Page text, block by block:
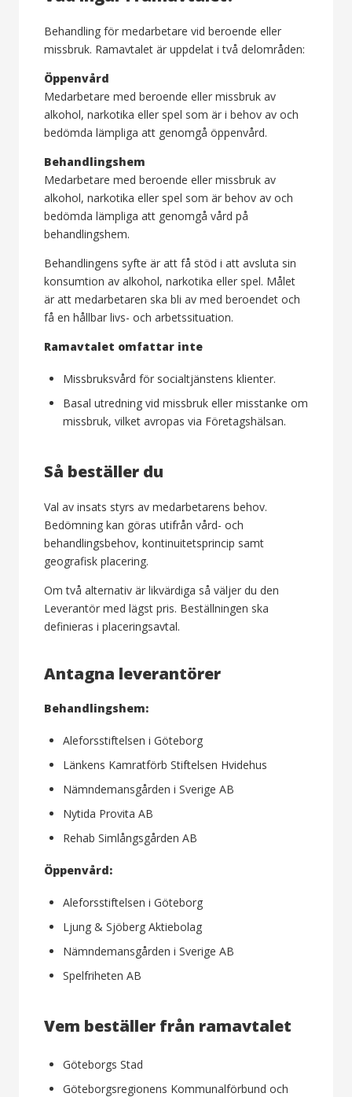
Behandling för medarbetare vid beroende eller
missbruk. Ramavtalet är uppdelat i två delområden:
Öppenvård
Medarbetare med beroende eller missbruk av
alkohol, narkotika eller spel som är i behov av och
bedömda lämpliga att genomgå öppenvård.
Behandlingshem
Medarbetare med beroende eller missbruk av
alkohol, narkotika eller spel som är behov av och
bedömda lämpliga att genomgå vård på
behandlingshem.
Behandlingens syfte är att få stöd i att avsluta sin
konsumtion av alkohol, narkotika eller spel. Målet
är att medarbetaren ska bli av med beroendet och
få en hållbar livs- och arbetssituation.
Ramavtalet omfattar inte
Missbruksvård för socialtjänstens klienter.
Basal utredning vid missbruk eller misstanke om
missbruk, vilket avropas via Företagshälsan.
Så beställer du
Val av insats styrs av medarbetarens behov.
Bedömning kan göras utifrån vård- och
behandlingsbehov, kontinuitetsprincip samt
geografisk placering.
Om två alternativ är likvärdiga så väljer du den
Leverantör med lägst pris. Beställningen ska
definieras i placeringsavtal.
Antagna leverantörer
Behandlingshem:
Aleforsstiftelsen i Göteborg
Länkens Kamratförb Stiftelsen Hvidehus
Nämndemansgården i Sverige AB
Nytida Provita AB
Rehab Simlångsgården AB
Öppenvård:
Aleforsstiftelsen i Göteborg
Ljung & Sjöberg Aktiebolag
Nämndemansgården i Sverige AB
Spelfriheten AB
Vem beställer från ramavtalet
Göteborgs Stad
Göteborgsregionens Kommunalförbund och